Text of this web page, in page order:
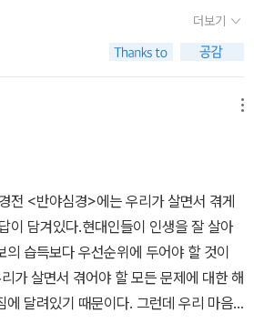
세상에 그게 아니면 안 될 것은 없다. 결혼
니고, 집을 사지 않으면 안 되는 것도 아
되는 것도 아니다. 그게 아니면 안 된다
간에 가둔다. 그 생각을 따라 가다 보면,
막다른 길이 나타난다.완벽한 결혼을
에 사로잡혀 있으면 이미 고통의 길로 접
시키는 것은 완벽한 결혼을 추구하는 것
의 생각을 바꾸는 것이다. 생각을 바꾸면,
을 추구하지 않고 인생의 또 다른 모습을
그리움, 미련, 미움, 헤어짐은 모두 그저
일 뿐이고, 우리는 그것들을 모두 경험하
꼬리표를 붙여 이런 저런 울타리에 가두
그때 아무도 그녀가 결석한 사실을 지적
느낀 건자기가 그냥 학교에 등교했다면
바꾼 시간으로써같은 시간 내 존재하던 다
로써 경험한 것의 의미였다고 했다.선문
이야기.책의 서문에 가장 중요한 말이 등
.그렇게 반야심경은 말해준다고.반야심경
이 없는 걸 가르쳐주는 해답을 원치 말
부처의 가르침을 신봉하는 종교입니다.이
친 뒤 대중의 교화를 위해 설법한 가르
학에 가까운 것 같기도 하지요.일반 대중
하여 신의 반열에 올려놓고 숭배하는 측
불교 역시 종교라 할 수 있을 듯 하구
으로 일컬어지고 불교의 창시자이자 과
석가모니는 기원전 624년에 카필라바스
타마 싯다르타란 이름으로 태어나셨습
에 득도하셨고 녹야원에서 다섯명의 비
을 시작으로 교단이 성립되었다고 하지요.
각지를 다니며 포교하시다가 80세에 쿠
마가 워낙 독실한 불교신자인지라외우려
고 읽어서외워지게 된 거의 유일한 불
다.반야심경은불경의 그야말로 입문이라
나 몇몇 구절은따라할 수 있을 만큼 가장
요.그 옛날 ‘아제아제 바라아제’라는 영
은정말 대중적이라고 할 수 있을 테고요.
건무려 30년은 족히 된 것 같은데 대략
구절이 있을 뿐한 번도 그 의미 하나하나
적은 없는데요. 그래서 이번에 만난 <
시간이제게는 정말 값지고 의미 있는 시
시작하기 전에반야심경의 원문과,이를 우
요. 제가 책을 한 번에 읽을
더보기
전 <반야심경>에는 우리가 살면서 겪게
이 담겨있다.현대인들이 인생을 잘 살아
습득보다 우선순위에 두어야 할 것이
가 살면서 겪어야 할 모든 문제에 대한 해
에 달려있기 때문이다. 그런데 우리 마음